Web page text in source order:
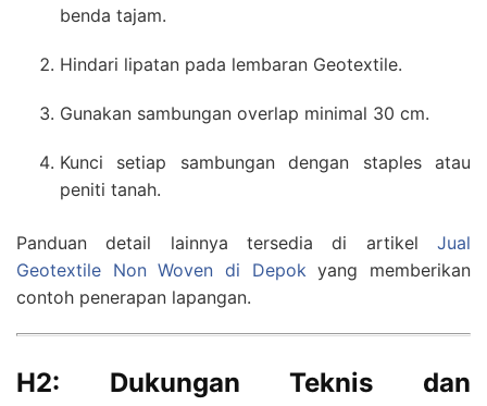
benda tajam.
Hindari lipatan pada lembaran Geotextile.
Gunakan sambungan overlap minimal 30 cm.
Kunci setiap sambungan dengan staples atau
peniti tanah.
Panduan detail lainnya tersedia di artikel Jual
Geotextile Non Woven di Depok yang memberikan
contoh penerapan lapangan.
H2: Dukungan Teknis dan